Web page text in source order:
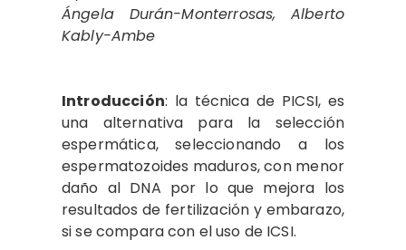
Ángela Durán-Monterrosas, Alberto
Kably-Ambe
Introducción: la técnica de PICSI, es
una alternativa para la selección
espermática, seleccionando a los
espermatozoides maduros, con menor
daño al DNA por lo que mejora los
resultados de fertilización y embarazo,
si se compara con el uso de ICSI.